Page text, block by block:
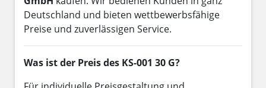
Deutschland und bieten wettbewerbsfähige
Preise und zuverlässigen Service.
Was ist der Preis des KS-001 30 G?